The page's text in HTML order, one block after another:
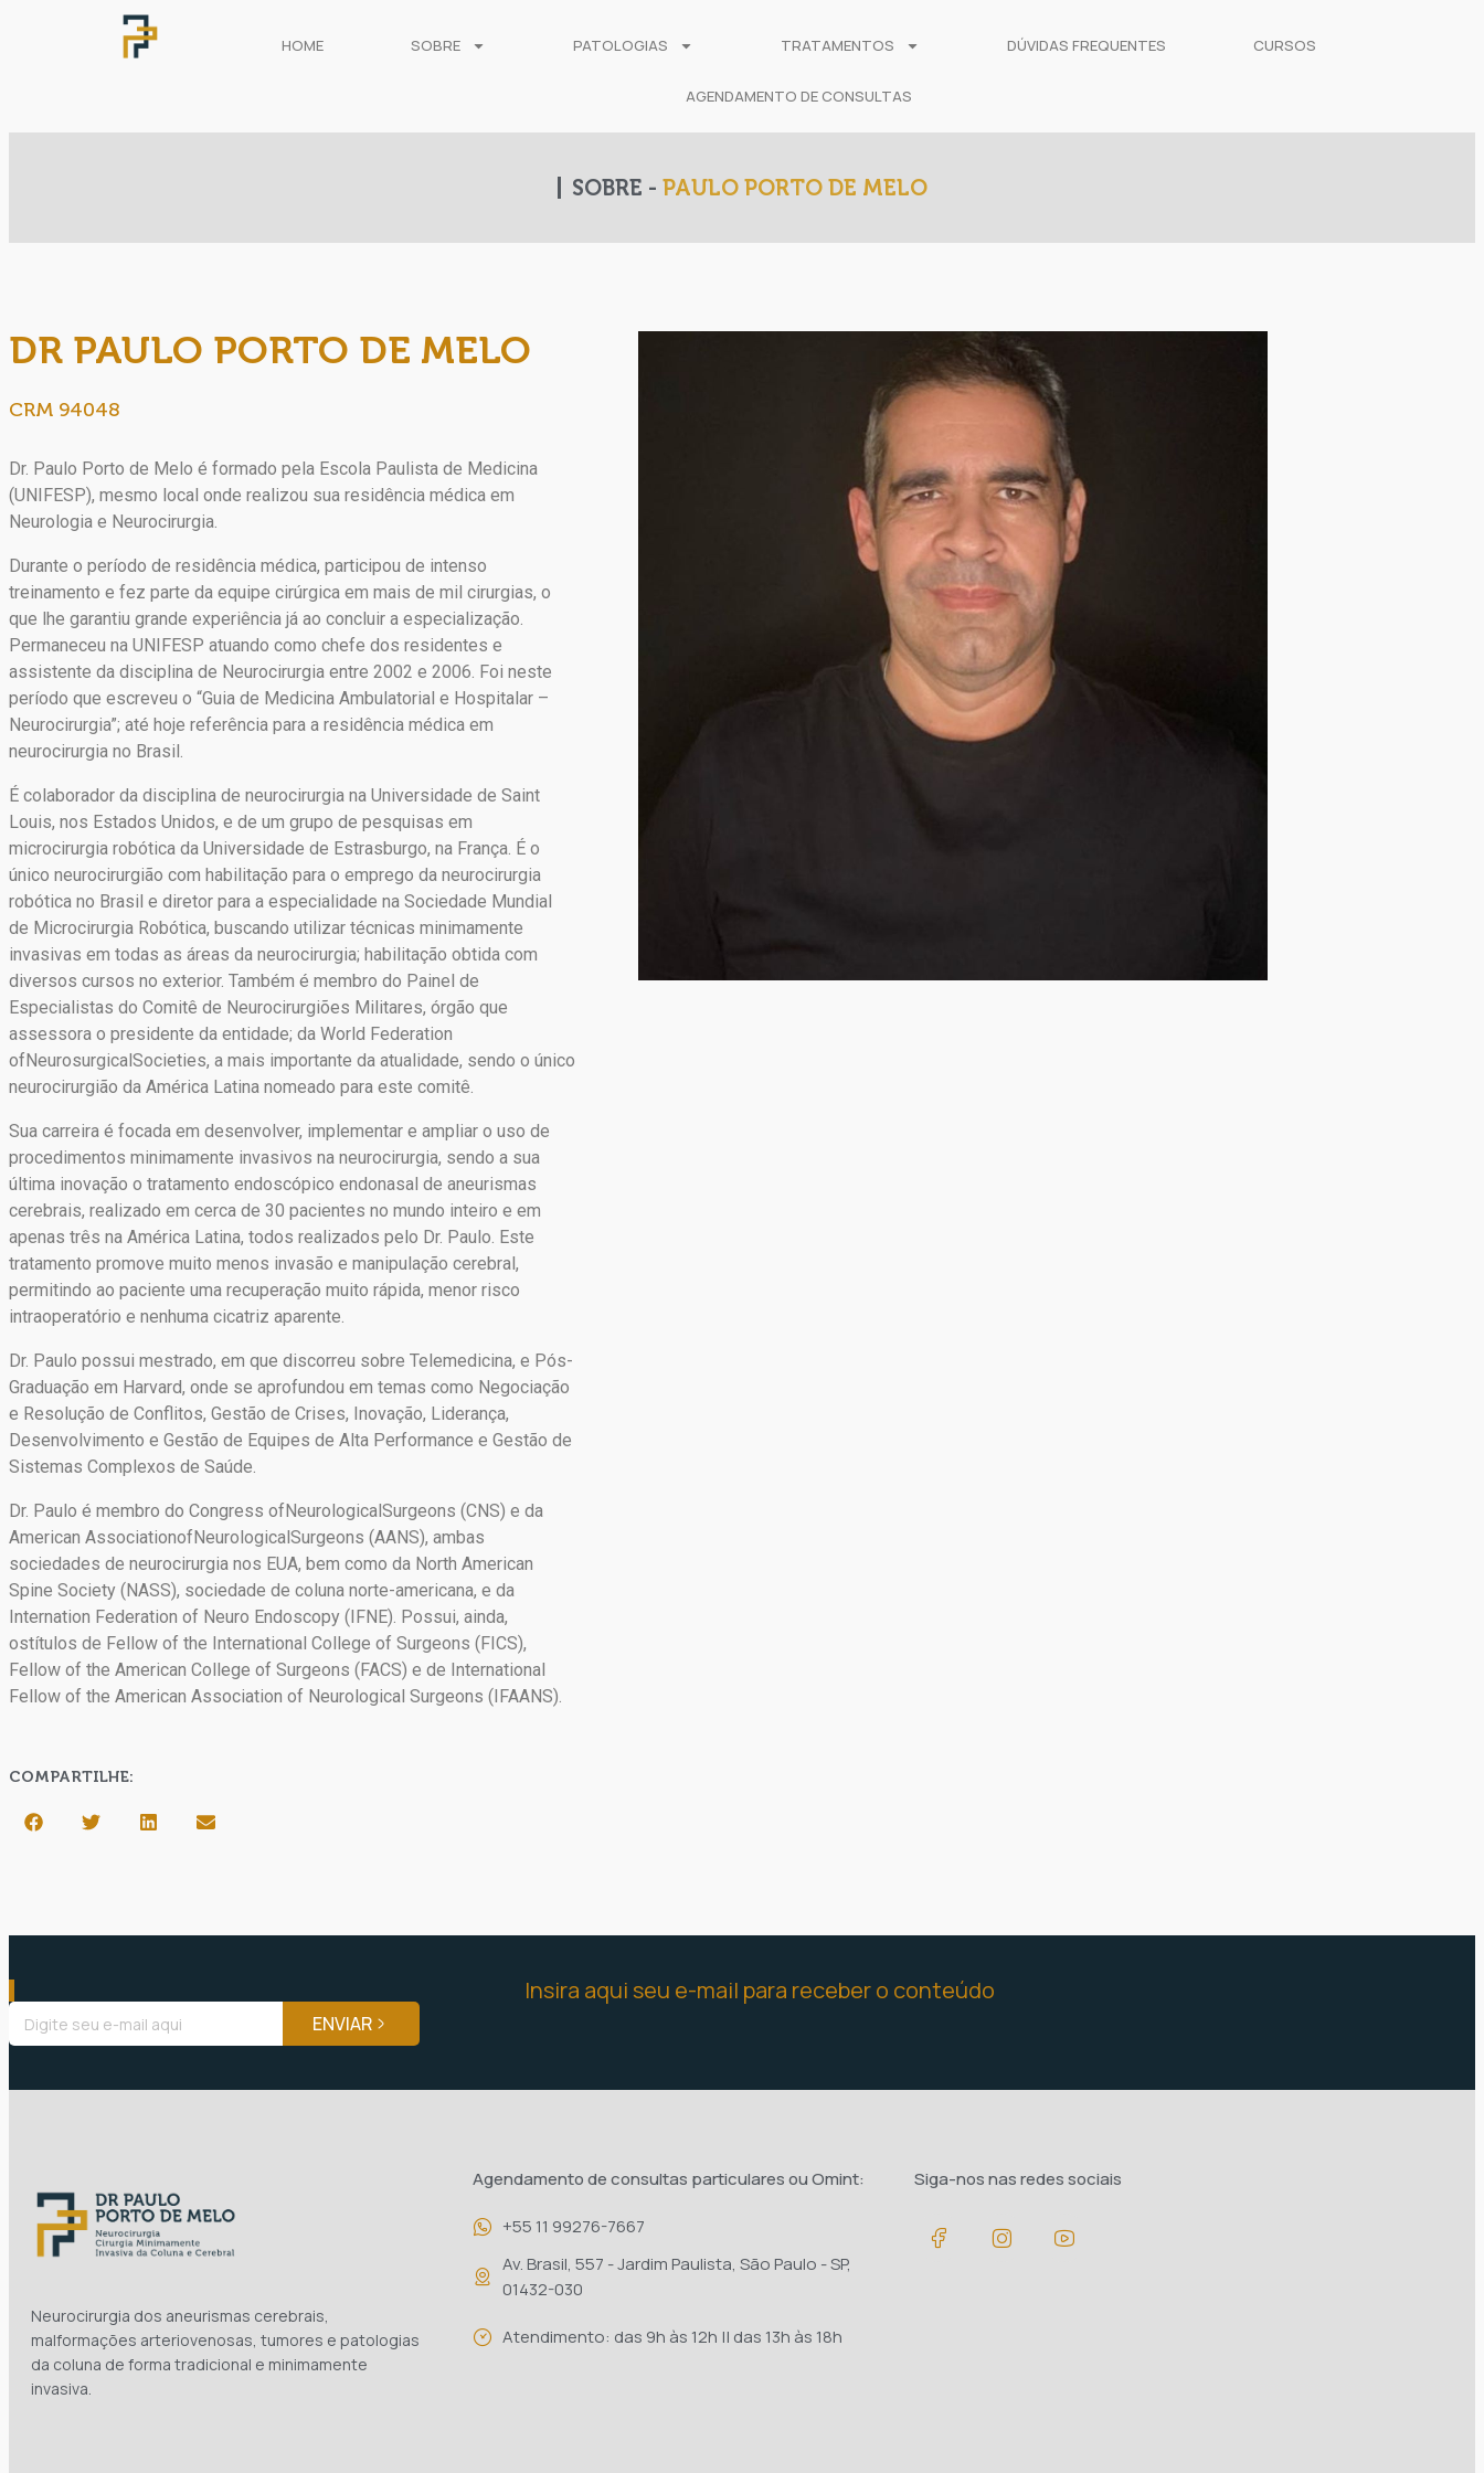
HOME SOBRE PATOLOGIAS TRATAMENTOS DÚVIDAS FREQUENTES CURSOS
AGENDAMENTO DE CONSULTAS
SOBRE - PAULO PORTO DE MELO
DR PAULO PORTO DE MELO
CRM 94048
Dr. Paulo Porto de Melo é formado pela Escola Paulista de Medicina
(UNIFESP), mesmo local onde realizou sua residência médica em
Neurologia e Neurocirurgia.
Durante o período de residência médica, participou de intenso
treinamento e fez parte da equipe cirúrgica em mais de mil cirurgias, o
que lhe garantiu grande experiência já ao concluir a especialização.
Permaneceu na UNIFESP atuando como chefe dos residentes e
assistente da disciplina de Neurocirurgia entre 2002 e 2006. Foi neste
período que escreveu o “Guia de Medicina Ambulatorial e Hospitalar –
Neurocirurgia”; até hoje referência para a residência médica em
neurocirurgia no Brasil.
É colaborador da disciplina de neurocirurgia na Universidade de Saint
Louis, nos Estados Unidos, e de um grupo de pesquisas em
microcirurgia robótica da Universidade de Estrasburgo, na França. É o
único neurocirurgião com habilitação para o emprego da neurocirurgia
robótica no Brasil e diretor para a especialidade na Sociedade Mundial
de Microcirurgia Robótica, buscando utilizar técnicas minimamente
invasivas em todas as áreas da neurocirurgia; habilitação obtida com
diversos cursos no exterior. Também é membro do Painel de
Especialistas do Comitê de Neurocirurgiões Militares, órgão que
assessora o presidente da entidade; da World Federation
ofNeurosurgicalSocieties, a mais importante da atualidade, sendo o único
neurocirurgião da América Latina nomeado para este comitê.
Sua carreira é focada em desenvolver, implementar e ampliar o uso de
procedimentos minimamente invasivos na neurocirurgia, sendo a sua
última inovação o tratamento endoscópico endonasal de aneurismas
cerebrais, realizado em cerca de 30 pacientes no mundo inteiro e em
apenas três na América Latina, todos realizados pelo Dr. Paulo. Este
tratamento promove muito menos invasão e manipulação cerebral,
permitindo ao paciente uma recuperação muito rápida, menor risco
intraoperatório e nenhuma cicatriz aparente.
Dr. Paulo possui mestrado, em que discorreu sobre Telemedicina, e Pós-
Graduação em Harvard, onde se aprofundou em temas como Negociação
e Resolução de Conflitos, Gestão de Crises, Inovação, Liderança,
Desenvolvimento e Gestão de Equipes de Alta Performance e Gestão de
Sistemas Complexos de Saúde.
Dr. Paulo é membro do Congress ofNeurologicalSurgeons (CNS) e da
American AssociationofNeurologicalSurgeons (AANS), ambas
sociedades de neurocirurgia nos EUA, bem como da North American
Spine Society (NASS), sociedade de coluna norte-americana, e da
Internation Federation of Neuro Endoscopy (IFNE). Possui, ainda,
ostítulos de Fellow of the International College of Surgeons (FICS),
Fellow of the American College of Surgeons (FACS) e de International
Fellow of the American Association of Neurological Surgeons (IFAANS).
COMPARTILHE:
Insira aqui seu e-mail para receber o conteúdo
ENVIAR
Neurocirurgia dos aneurismas cerebrais,
malformações arteriovenosas, tumores e patologias
da coluna de forma tradicional e minimamente
invasiva.
Agendamento de consultas particulares ou Omint:
+55 11 99276-7667
Av. Brasil, 557 - Jardim Paulista, São Paulo - SP,
01432-030
Atendimento: das 9h às 12h || das 13h às 18h
Siga-nos nas redes sociais